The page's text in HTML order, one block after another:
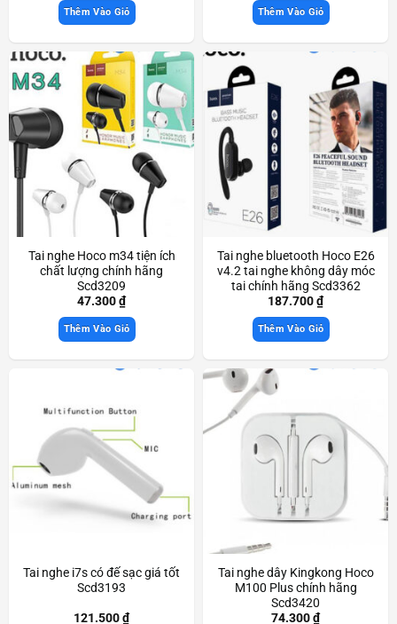
Thêm Vào Giỏ Thêm Vào Giỏ
Tai nghe Hoco m34 tiện ích
chất lượng chính hãng
Scd3209
47.300₫
Thêm Vào Giỏ
Tai nghe bluetooth Hoco E26
v4.2 tai nghe không dây móc
tai chính hãng Scd3362
187.700₫
Thêm Vào Giỏ
Tai nghe i7s có đế sạc giá tốt
Scd3193
121.500₫
Tai nghe dây Kingkong Hoco
M100 Plus chính hãng
Scd3420
74.300₫